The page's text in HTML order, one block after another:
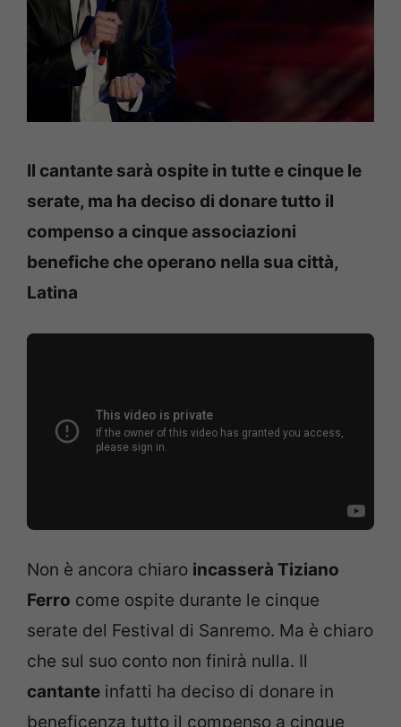
Il cantante sarà ospite in tutte e cinque le
serate, ma ha deciso di donare tutto il
compenso a cinque associazioni
benefiche che operano nella sua città,
Latina
Non è ancora chiaro incasserà Tiziano
Ferro come ospite durante le cinque
serate del Festival di Sanremo. Ma è chiaro
che sul suo conto non finirà nulla. Il
cantante infatti ha deciso di donare in
beneficenza tutto il compenso a cinque